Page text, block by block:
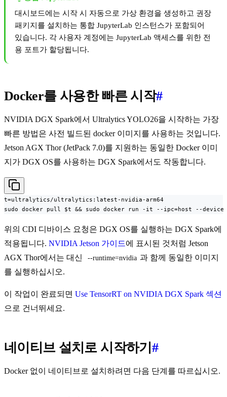
대시보드에는 시작 시 자동으로 가상 환경을 생성하고 권장
패키지를 설치하는 통합 JupyterLab 인스턴스가 포함되어
있습니다. 각 사용자 계정에는 JupyterLab 액세스를 위한 전
용 포트가 할당됩니다.
Docker를 사용한 빠른 시작#
NVIDIA DGX Spark에서 Ultralytics YOLO26을 시작하는 가장
빠른 방법은 사전 빌드된 docker 이미지를 사용하는 것입니다.
Jetson AGX Thor (JetPack 7.0)를 지원하는 동일한 Docker 이미
지가 DGX OS를 사용하는 DGX Spark에서도 작동합니다.
t=ultralytics/ultralytics:latest-nvidia-arm64
sudo docker pull $t && sudo docker run -it --ipc=host --device
위의 CDI 디바이스 요청은 DGX OS를 실행하는 DGX Spark에
적용됩니다. NVIDIA Jetson 가이드에 표시된 것처럼 Jetson
AGX Thor에서는 대신
--runtime=nvidia 과 함께 동일한 이미지
를 실행하십시오.
이 작업이 완료되면 Use TensorRT on NVIDIA DGX Spark 섹션
으로 건너뛰세요.
네이티브 설치로 시작하기 #
Docker 없이 네이티브로 설치하려면 다음 단계를 따르십시오.